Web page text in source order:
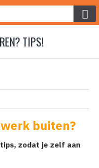
TIPS!
buiten?
zodat je zelf aan